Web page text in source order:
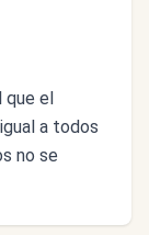
que el
a todos
no se